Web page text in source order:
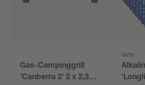
Gas-Campinggrill
'Canberra 2' 2 x 2,3
Varta